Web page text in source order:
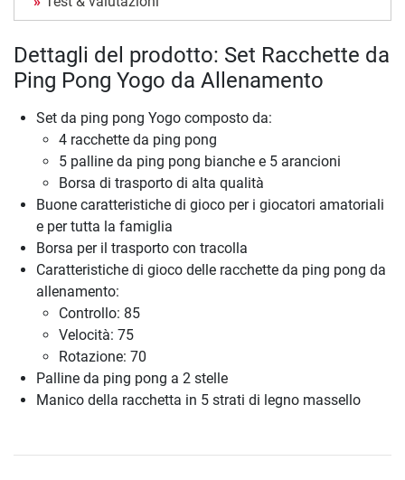
Dettagli del prodotto: Set Racchette da
Ping Pong Yogo da Allenamento
Set da ping pong Yogo composto da:
4 racchette da ping pong
5 palline da ping pong bianche e 5 arancioni
Borsa di trasporto di alta qualità
Buone caratteristiche di gioco per i giocatori amatoriali
e per tutta la famiglia
Borsa per il trasporto con tracolla
Caratteristiche di gioco delle racchette da ping pong da
allenamento:
Controllo: 85
Velocità: 75
Rotazione: 70
Palline da ping pong a 2 stelle
Manico della racchetta in 5 strati di legno massello